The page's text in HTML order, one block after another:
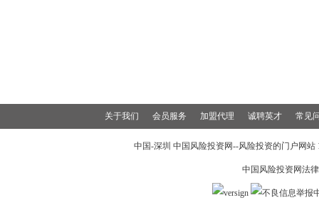
关于我们 会员服务 加盟代理 诚聘英才 常见
中国-深圳 中国风险投资网--风险投资的门户网
中国风险投资网法